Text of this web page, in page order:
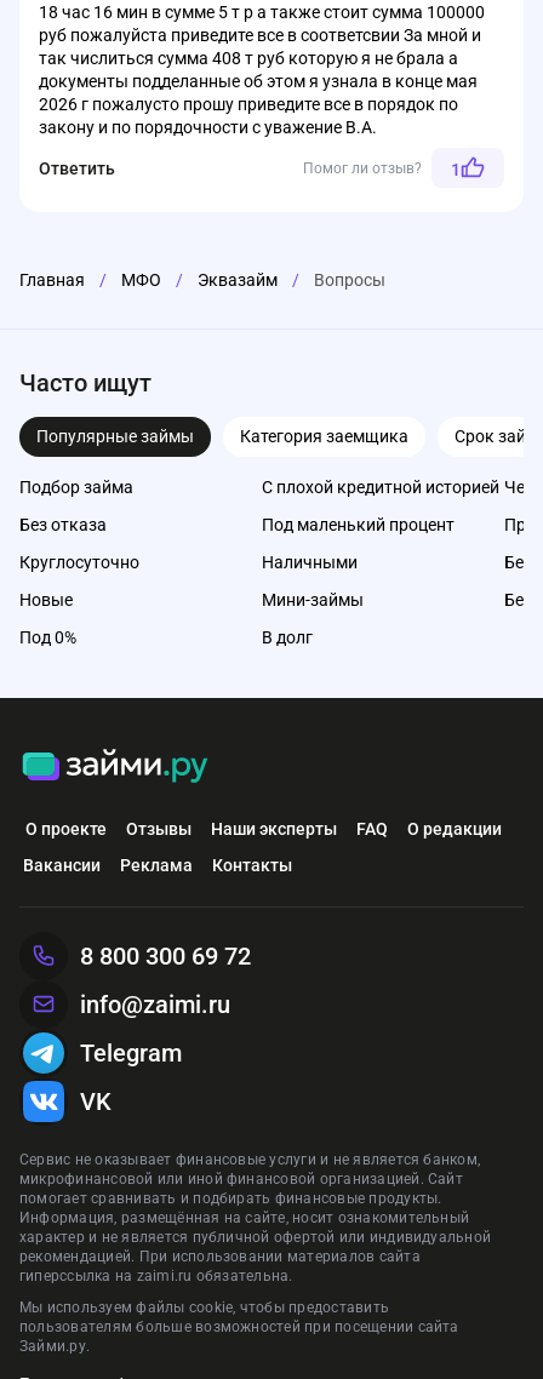
18 час 16 мин в сумме 5 т р а также стоит сумма 100000
руб пожалуйста приведите все в соответсвии За мной и
так числиться сумма 408 т руб которую я не брала а
документы подделанные об этом я узнала в конце мая
2026 г пожалусто прошу приведите все в порядок по
закону и по порядочности с уважение В.А.
Ответить Помог ли отзыв? 1
Главная / МФО / Эквазайм / Вопросы
Часто ищут
Популярные займы Категория заемщика Срок
Подбор займа
Без отказа
Круглосуточно
Новые
Под 0%
С плохой кредитной историей
Под маленький процент
Наличными
Мини-займы
В долг
Без
Без
О проекте Отзывы Наши эксперты FAQ
О редакции
Вакансии
Реклама Контакты
Сервис не оказывает финансовые услуги и не является банком,
микрофинансовой или иной финансовой организацией. Сайт
помогает сравнивать и подбирать финансовые продукты.
Информация, размещённая на сайте, носит ознакомительный
характер и не является публичной офертой или индивидуальной
рекомендацией. При использовании материалов сайта
гиперссылка на zaimi.ru обязательна.
Мы используем файлы cookie, чтобы предоставить
пользователям больше возможностей при посещении сайта
Займи.ру.
8 800 300 69 72
info@zaimi.ru
Telegram
VK